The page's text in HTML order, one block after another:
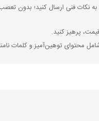
نکات فنی ارسال کنید؛ بدون
پرهیز کنید.
محتوای توهین‌آمیز و کلمات